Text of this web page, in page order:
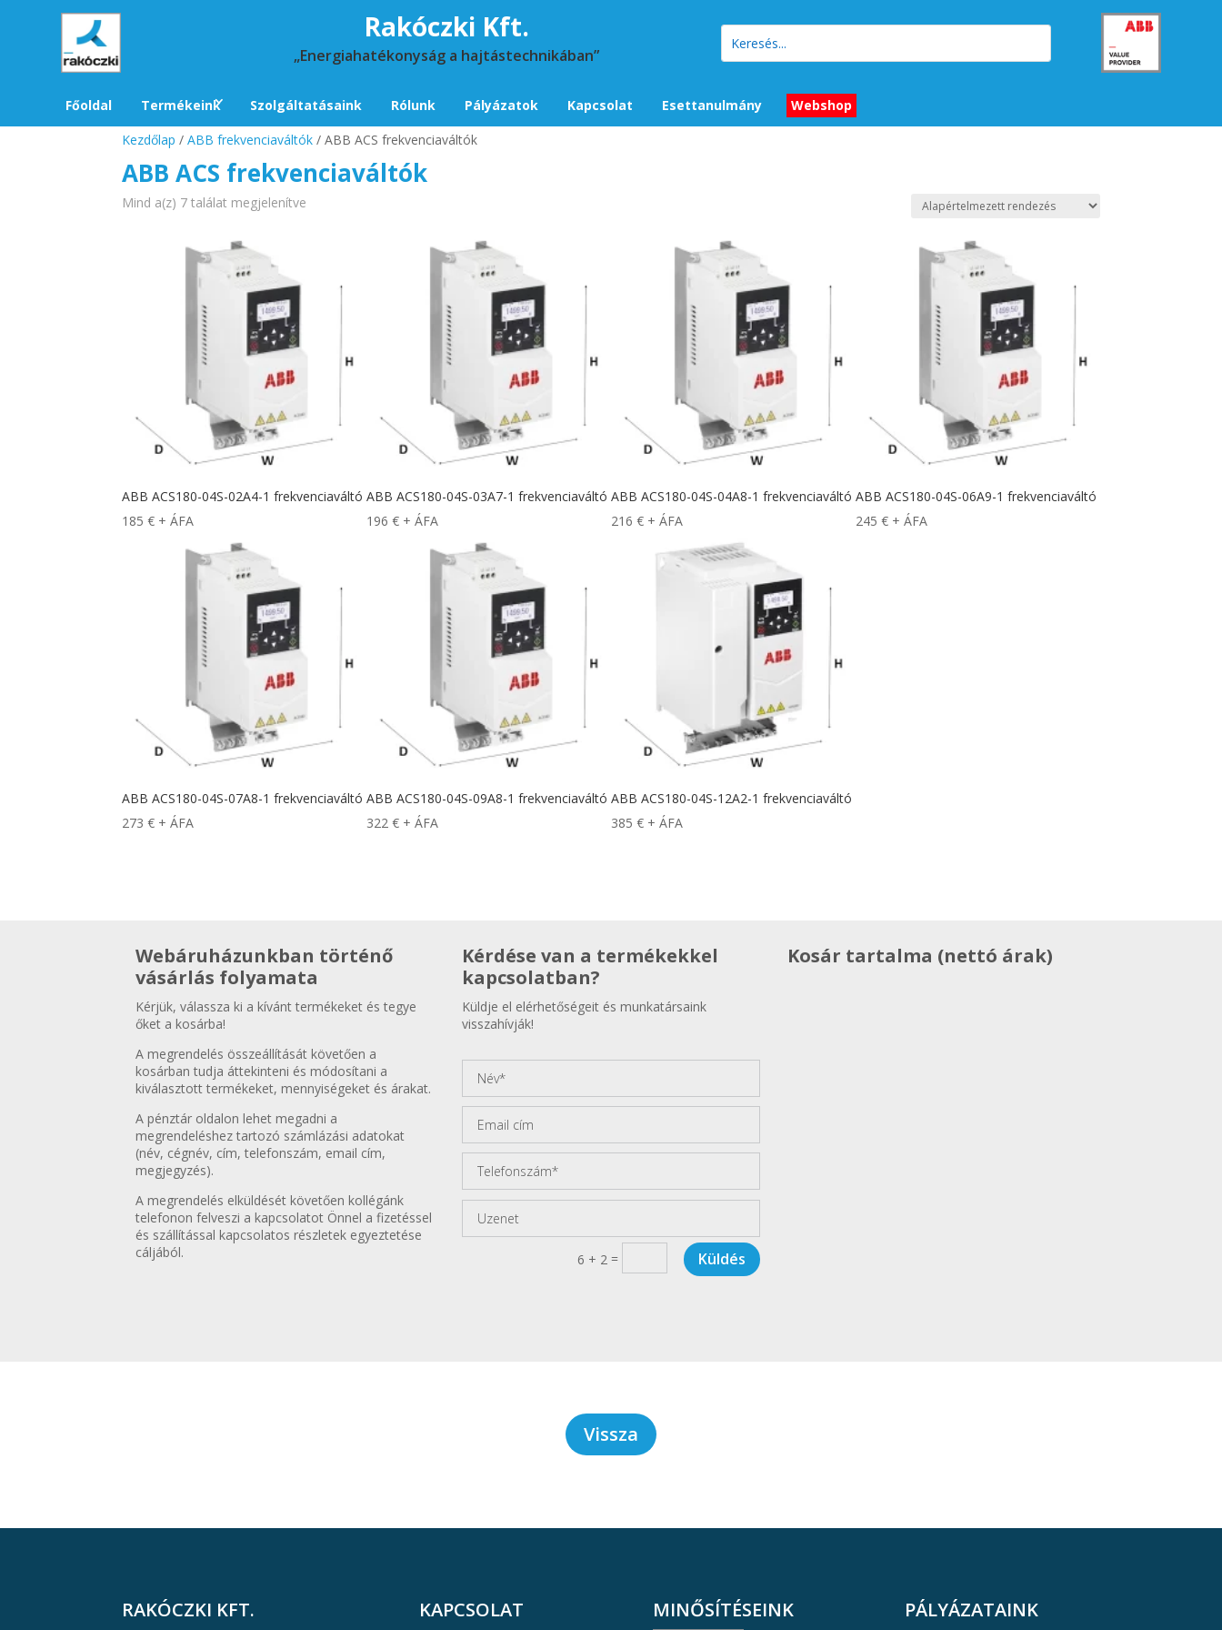
Rakóczki Kft.
„Energiahatékonyság a hajtástechnikában”
Főoldal Termékeink Szolgáltatásaink Rólunk Pályázatok Kapcsolat Esettanulmány
Webshop
Kezdőlap /ABB frekvenciaváltók / ABB ACS frekvenciaváltók
ABB ACS frekvenciaváltók
Mind a(z) 7 találat megjelenítve
ABB ACS180-04S-02A4-1 frekvenciaváltó
185€ + ÁFA
ABB ACS180-04S-03A7-1 frekvenciaváltó
196€ + ÁFA
ABB ACS180-04S-04A8-1 frekvenciaváltó
216 € + ÁFA
ABB ACS180-04S-06A9-1 frekvenciaváltó
245 € + ÁFA
ABB ACS180-04S-07A8-1 frekvenciaváltó
273€ + ÁFA
ABB ACS180-04S-09A8-1 frekvenciaváltó
322€ + ÁFA
ABB ACS180-04S-12A2-1 frekvenciaváltó
385 € + ÁFA
Webáruházunkban történő
vásárlás folyamata
Kérjük, válassza ki a kívánt termékeket és tegye
őket a kosárba!
A megrendelés összeállítását követően a
kosárban tudja áttekinteni és módosítani a
kiválasztott termékeket, mennyiségeket és árakat.
A pénztár oldalon lehet megadni a
megrendeléshez tartozó számlázási adatokat
(név, cégnév, cím, telefonszám, email cím,
megjegyzés).
A megrendelés elküldését követően kollégánk
telefonon felveszi a kapcsolatot Önnel a fizetéssel
és szállítással kapcsolatos részletek egyeztetése
cáljából.
Kérdése van a termékekkel
kapcsolatban?
Küldje el elérhetőségeit és munkatársaink
visszahívják!
6 + 2 = Küldés
Kosár tartalma (nettó árak)
Vissza
RAKÓCZKI KFT. KAPCSOLAT MINŐSÍTÉSEINK PÁLYÁZATAINK